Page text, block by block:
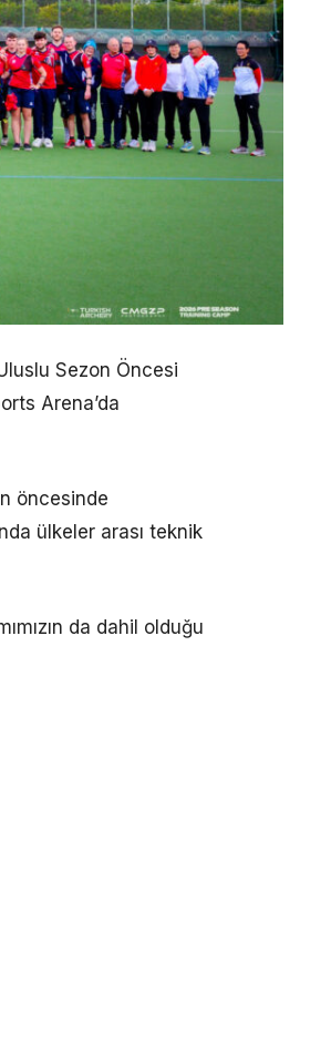
Sezon Öncesi
Arena’da
öncesinde
ülkeler arası teknik
da dahil olduğu